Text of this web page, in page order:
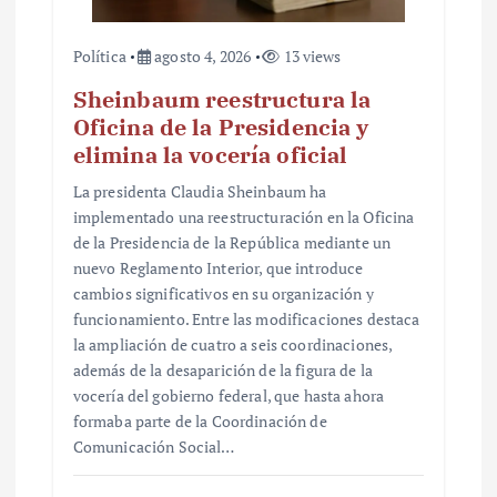
Política agosto 4, 2026 13 views
Sheinbaum reestructura la
Oficina de la Presidencia y
elimina la vocería oficial
La presidenta Claudia Sheinbaum ha
implementado una reestructuración en la Oficina
de la Presidencia de la República mediante un
nuevo Reglamento Interior, que introduce
cambios significativos en su organización y
funcionamiento. Entre las modificaciones destaca
la ampliación de cuatro a seis coordinaciones,
además de la desaparición de la figura de la
vocería del gobierno federal, que hasta ahora
formaba parte de la Coordinación de
Comunicación Social…